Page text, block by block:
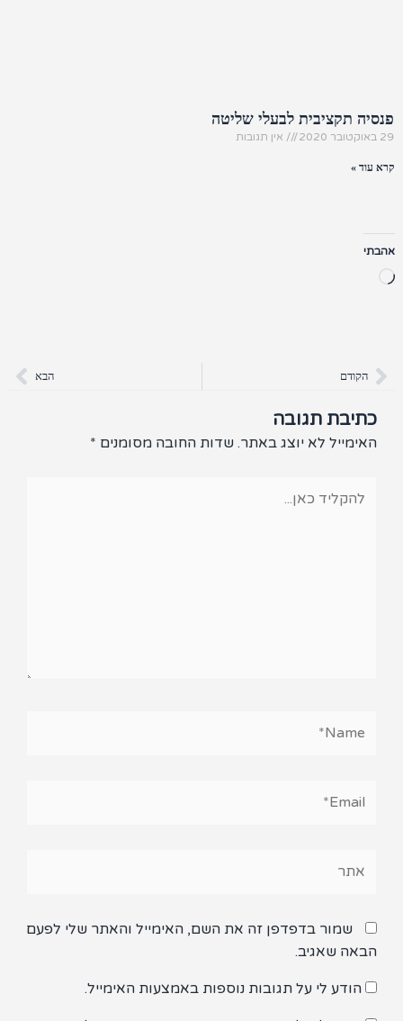
פנסיה תקציבית לבעלי שליטה
29 באוקטובר 2020 אין תגובות
קרא עוד »
אהבתי
קודם
הקודם הבא
כתיבת תגובה
האימייל לא יוצג באתר. שדות החובה מסומנים *
כאן...
שמור בדפדפן זה את השם, האימייל והאתר שלי לפעם
הבאה שאגיב.
הודע לי על תגובות נוספות באמצעות האימייל.